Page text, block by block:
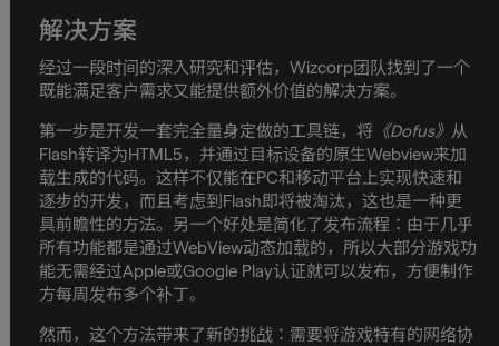
解决方案
经过一段时间的深入研究和评估，Wizcorp团队找到了一个
既能满足客户需求又能提供额外价值的解决方案。
第一步是开发一套完全量身定做的工具链，将《Dofus》 从
Flash转译为HTML5，并通过目标设备的原生Webview来加
载生成的代码。这样不仅能在PC和移动平台上实现快速和
逐步的开发，而且考虑到Flash即将被淘汰，这也是一种更
具前瞻性的方法。另一个好处是简化了发布流程：由于几乎
所有功能都是通过WebView动态加载的，所以大部分游戏功
能无需经过Apple或Google Play认证就可以发布，方便制作
方每周发布多个补丁。
然而，这个方法带来了新的挑战：需要将游戏特有的网络协